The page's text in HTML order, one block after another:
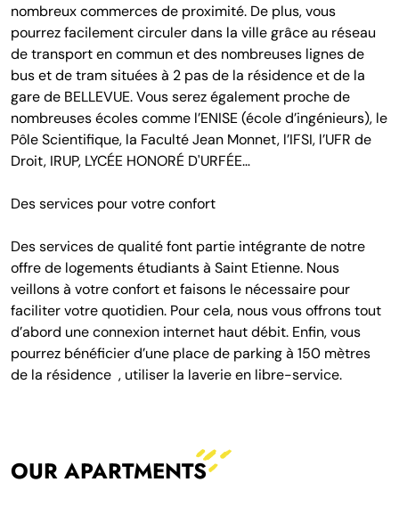
nombreux commerces de proximité. De plus, vous
pourrez facilement circuler dans la ville grâce au réseau
de transport en commun et des nombreuses lignes de
bus et de tram situées à 2 pas de la résidence et de la
gare de BELLEVUE. Vous serez également proche de
nombreuses écoles comme l’ENISE (école d’ingénieurs), le
Pôle Scientifique, la Faculté Jean Monnet, l’IFSI, l’UFR de
Droit, IRUP, LYCÉE HONORÉ D'URFÉE…
Des services pour votre confort
Des services de qualité font partie intégrante de notre
offre de logements étudiants à Saint Etienne. Nous
veillons à votre confort et faisons le nécessaire pour
faciliter votre quotidien. Pour cela, nous vous offrons tout
d’abord une connexion internet haut débit. Enfin, vous
pourrez bénéficier d’une place de parking à 150 mètres
de la résidence , utiliser la laverie en libre-service.
OUR APARTMENTS